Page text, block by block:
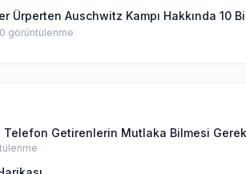
Ürperten Auschwitz Kampı Hakkında 10
görüntülenme
Telefon Getirenlerin Mutlaka Bilmesi